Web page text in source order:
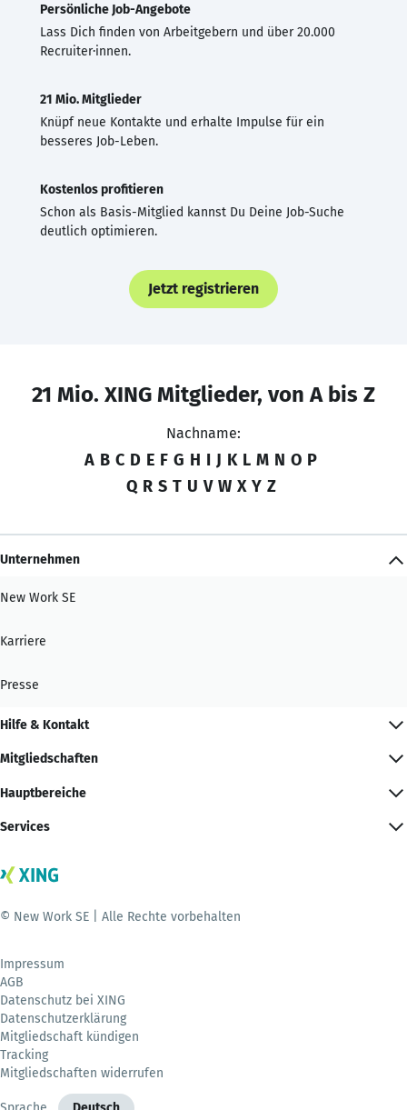
Persönliche Job-Angebote
Lass Dich finden von Arbeitgebern und über 20.000
Recruiter·innen.
21 Mio. Mitglieder
Knüpf neue Kontakte und erhalte Impulse für ein
besseres Job-Leben.
Kostenlos profitieren
Schon als Basis-Mitglied kannst Du Deine Job-Suche
deutlich optimieren.
Jetzt registrieren
21 Mio. XING Mitglieder, von A bis Z
Nachname:
A B C D E F G H I J K L M N O P
Q R S T U V W X Y Z
Unternehmen
New Work SE
Karriere
Presse
Hilfe & Kontakt
Mitgliedschaften
Hauptbereiche
Services
© New Work SE | Alle Rechte vorbehalten
Impressum
AGB
Datenschutz bei XING
Datenschutzerklärung
Mitgliedschaft kündigen
Tracking
Mitgliedschaften widerrufen